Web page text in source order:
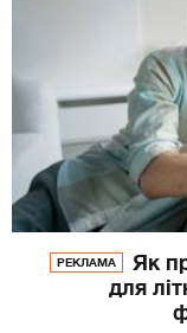
РЕКЛАМА
Як
для